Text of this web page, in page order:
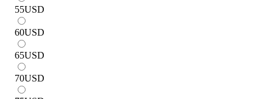
55USD
60USD
65USD
70USD